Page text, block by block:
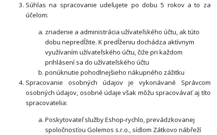
Súhlas na spracovanie udeľujete po dobu 5 rokov a to za
účelom:
zriadenie a administrácia užívateľského účtu, ak túto
dobu nepredĺžite. K predĺženiu dochádza aktívnym
využívaním užívateľského účtu, čiže pri každom
prihlásení sa do užívateľského účtu
ponúknutie pohodlnejšieho nákupného zážitku
Spracovanie osobných údajov je vykonávané Správcom
osobných údajov, osobné údaje však môžu spracovávať aj títo
spracovatelia:
Poskytovateľ služby Eshop-rychlo, prevádzkovanej
spoločnosťou Golemos s.r.o., sídlom Zátkovo nábřeží